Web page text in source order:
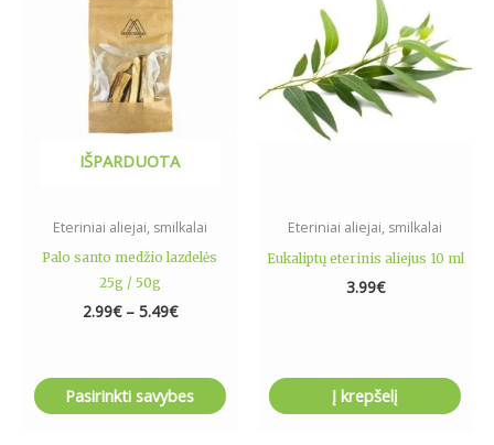
IŠPARDUOTA
Eteriniai aliejai, smilkalai
Palo santo medžio lazdelės
25g / 50g
2.99€ – 5.49€
Pasirinkti savybes
multiple
variants.
The
options
may
be
chosen
product
page
Eteriniai aliejai, smilkalai
Eukaliptų eterinis aliejus 10 ml
3.99€
Į krepšelį